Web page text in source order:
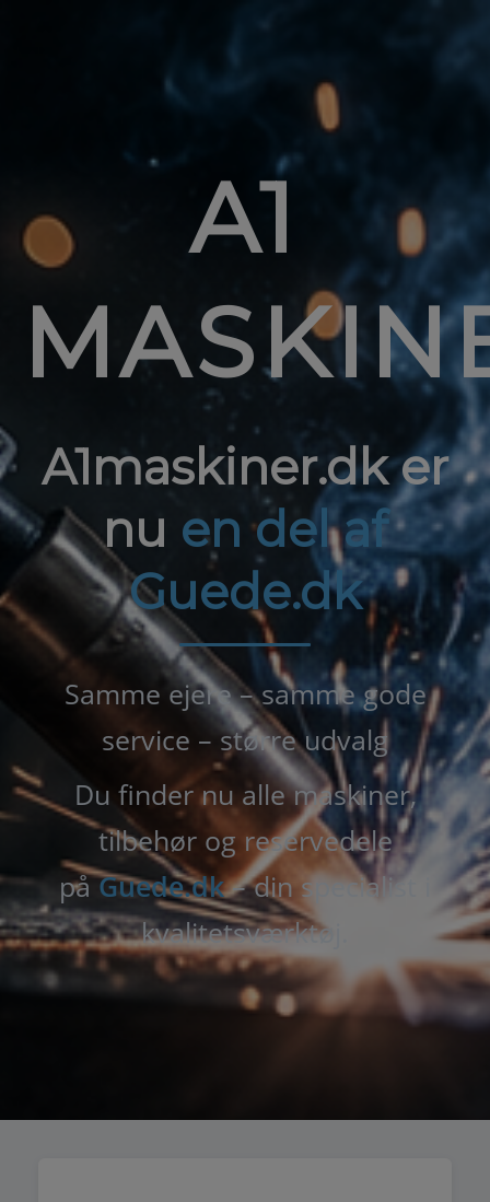
A1
A1maskiner.dk er
nu en del af
Guede.dk
Samme ejere – samme gode
service – større udvalg
Du finder nu alle maskiner,
tilbehør og reservedele
påGuede.dk– din specialist i
kvalitetsværktøj.